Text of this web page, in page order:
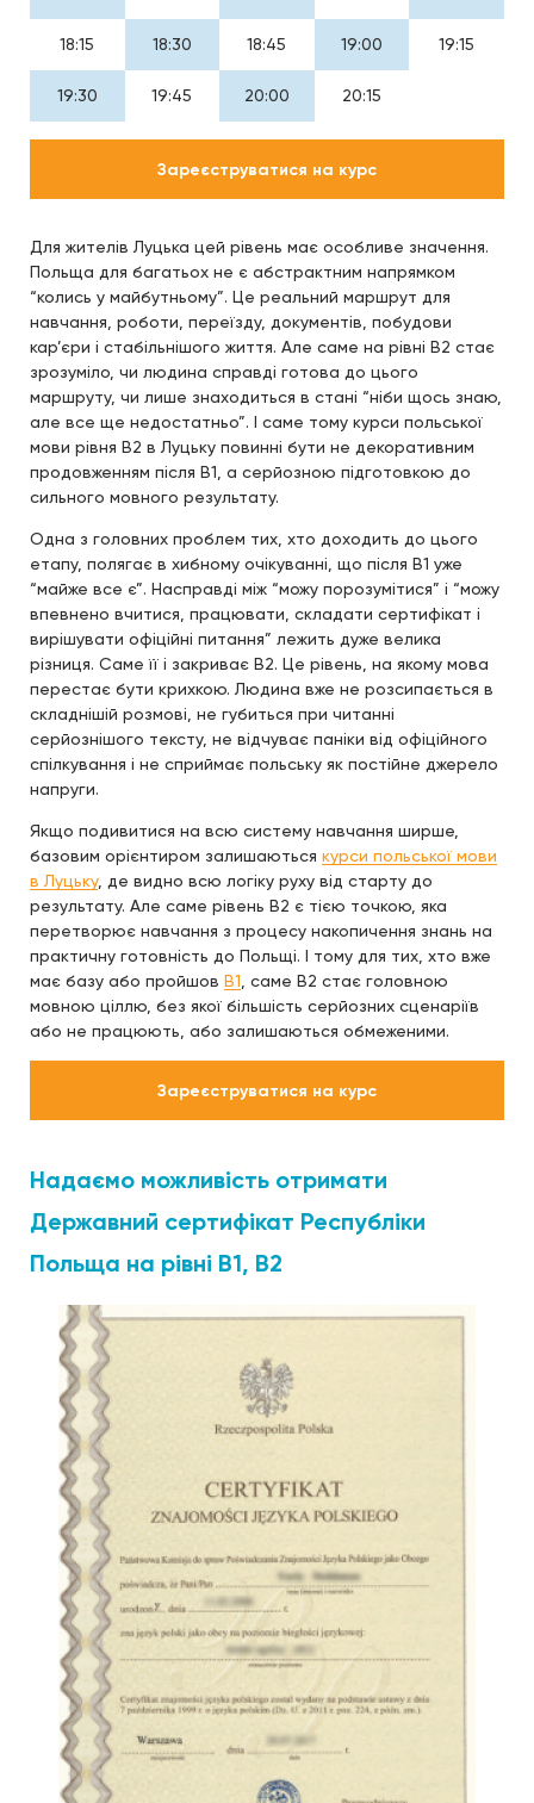
18:15 18:30 18:45 19:00 19:15
19:30 19:45 20:00 20:15
Зареєструватися на курс
Для жителів Луцька цей рівень має особливе значення.
Польща для багатьох не є абстрактним напрямком
“колись у майбутньому”. Це реальний маршрут для
навчання, роботи, переїзду, документів, побудови
кар’єри і стабільнішого життя. Але саме на рівні B2 стає
зрозуміло, чи людина справді готова до цього
маршруту, чи лише знаходиться в стані “ніби щось знаю,
але все ще недостатньо”. І саме тому курси польської
мови рівня B2 в Луцьку повинні бути не декоративним
продовженням після B1, а серйозною підготовкою до
сильного мовного результату.
Одна з головних проблем тих, хто доходить до цього
етапу, полягає в хибному очікуванні, що після B1 уже
“майже все є”. Насправді між “можу порозумітися” і “можу
впевнено вчитися, працювати, складати сертифікат і
вирішувати офіційні питання” лежить дуже велика
різниця. Саме її і закриває B2. Це рівень, на якому мова
перестає бути крихкою. Людина вже не розсипається в
складнішій розмові, не губиться при читанні
серйознішого тексту, не відчуває паніки від офіційного
спілкування і не сприймає польську як постійне джерело
напруги.
Якщо подивитися на всю систему навчання ширше,
базовим орієнтиром залишаються курси польської мови
в Луцьку, де видно всю логіку руху від старту до
результату. Але саме рівень B2 є тією точкою, яка
перетворює навчання з процесу накопичення знань на
практичну готовність до Польщі. І тому для тих, хто вже
має базу або пройшов B1 , саме B2 стає головною
мовною ціллю, без якої більшість серйозних сценаріїв
або не працюють, або залишаються обмеженими.
Зареєструватися на курс
Надаємо можливість отримати
Державний сертифікат Республіки
Польща на рівні В1, В2